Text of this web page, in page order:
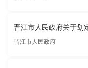
晋江市人民政府关于划
晋江市人民政府